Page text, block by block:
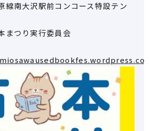
線南大沢駅前コンコース特設テン
まつり実行委員会